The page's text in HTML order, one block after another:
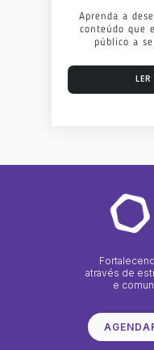
Aprenda a
conteúdo que
público a
LER
através de
e